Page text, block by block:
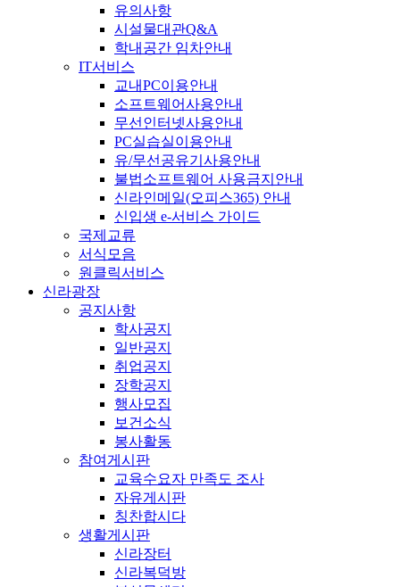
유의사항
시설물대관Q&A
학내공간 임차안내
IT서비스
교내PC이용안내
소프트웨어사용안내
무선인터넷사용안내
PC실습실이용안내
유/무선공유기사용안내
불법소프트웨어 사용금지안내
신라인메일(오피스365) 안내
신입생 e-서비스 가이드
국제교류
서식모음
원클릭서비스
신라광장
공지사항
학사공지
일반공지
취업공지
장학공지
행사모집
보건소식
봉사활동
참여게시판
교육수요자 만족도 조사
자유게시판
칭찬합시다
생활게시판
신라장터
신라복덕방